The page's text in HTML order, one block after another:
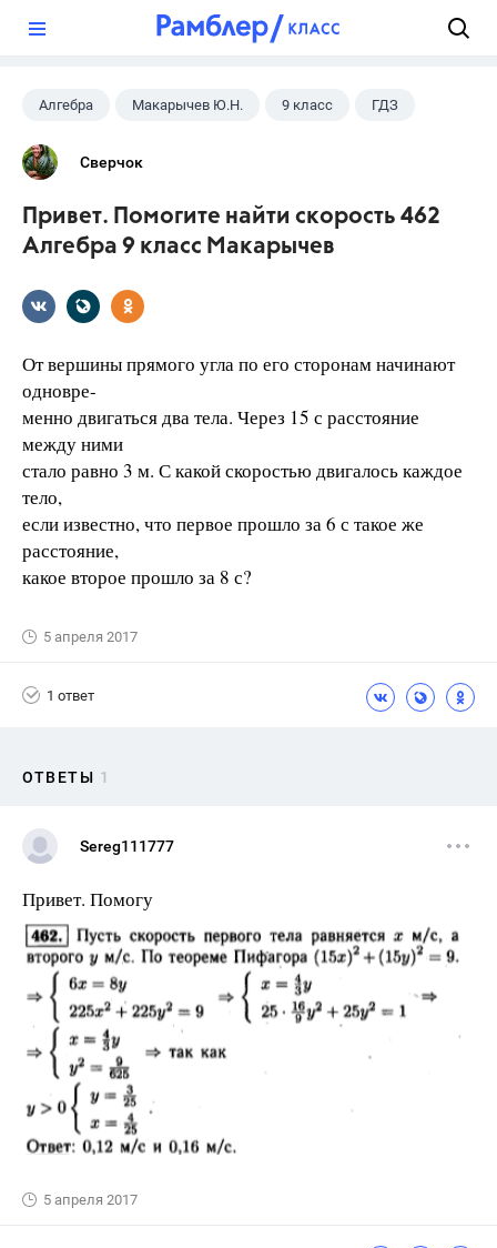
Алгебра Макарычев Ю.Н. 9 класс ГДЗ
Сверчок
Привет. Помогите найти скорость 462
Алгебра 9 класс Макарычев
От вершины прямого угла по его сторонам начинают
одновре-
менно двигаться два тела. Через 15 с расстояние
между ними
стало равно 3 м. С какой скоростью двигалось каждое
тело,
если известно, что первое прошло за 6 с такое же
расстояние,
какое второе прошло за 8 с?
5 апреля 2017
1 ответ
ОТВЕТЫ 1
Sereg111777
Привет. Помогу
5 апреля 2017